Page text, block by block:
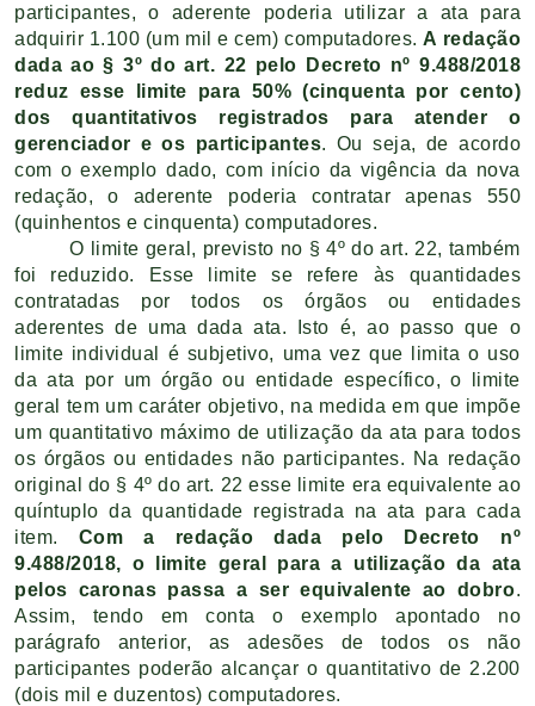
participantes, o aderente poderia utilizar a ata para
adquirir 1.100 (um mil e cem) computadores. A redação
dada ao § 3º do art. 22 pelo Decreto nº 9.488/2018
reduz esse limite para 50% (cinquenta por cento)
dos quantitativos registrados para atender o
gerenciador e os participantes. Ou seja, de acordo
com o exemplo dado, com início da vigência da nova
redação, o aderente poderia contratar apenas 550
(quinhentos e cinquenta) computadores.
O limite geral, previsto no § 4º do art. 22, também
foi reduzido. Esse limite se refere às quantidades
contratadas por todos os órgãos ou entidades
aderentes de uma dada ata. Isto é, ao passo que o
limite individual é subjetivo, uma vez que limita o uso
da ata por um órgão ou entidade específico, o limite
geral tem um caráter objetivo, na medida em que impõe
um quantitativo máximo de utilização da ata para todos
os órgãos ou entidades não participantes. Na redação
original do § 4º do art. 22 esse limite era equivalente ao
quíntuplo da quantidade registrada na ata para cada
item. Com a redação dada pelo Decreto nº
9.488/2018, o limite geral para a utilização da ata
pelos caronas passa a ser equivalente ao dobro.
Assim, tendo em conta o exemplo apontado no
parágrafo anterior, as adesões de todos os não
participantes poderão alcançar o quantitativo de 2.200
(dois mil e duzentos) computadores.